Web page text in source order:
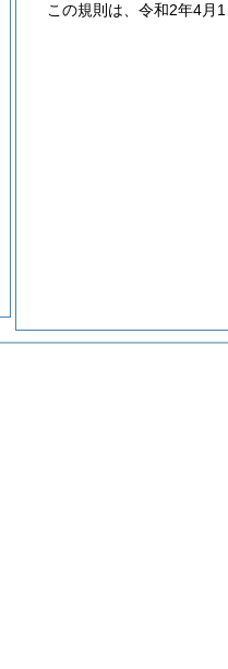
この規則は、令和2年4月1